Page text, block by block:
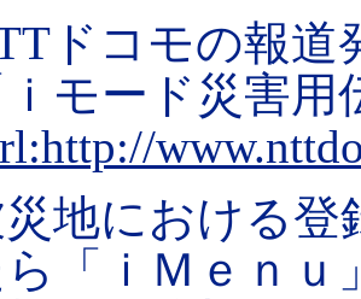
ドコモの報道
ｉモード災害
地における登
「ｉＭｅｎｕ